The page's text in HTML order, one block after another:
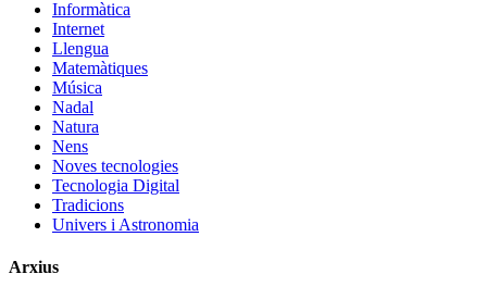
Informàtica
Internet
Llengua
Matemàtiques
Música
Nadal
Natura
Nens
Noves tecnologies
Tecnologia Digital
Tradicions
Univers i Astronomia
Arxius